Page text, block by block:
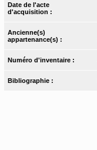
Date de l'acte
d'acquisition :
Ancienne(s)
appartenance(s) :
Numéro d'inventaire :
Bibliographie :